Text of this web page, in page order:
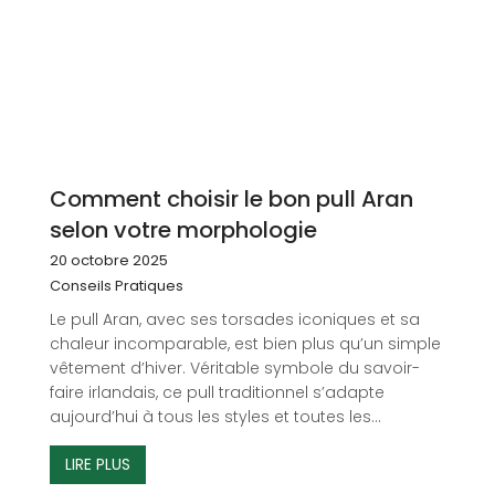
Comment choisir le bon pull Aran
selon votre morphologie
20 octobre 2025
Conseils Pratiques
Le pull Aran, avec ses torsades iconiques et sa
chaleur incomparable, est bien plus qu’un simple
vêtement d’hiver. Véritable symbole du savoir-
faire irlandais, ce pull traditionnel s’adapte
aujourd’hui à tous les styles et toutes les...
LIRE PLUS